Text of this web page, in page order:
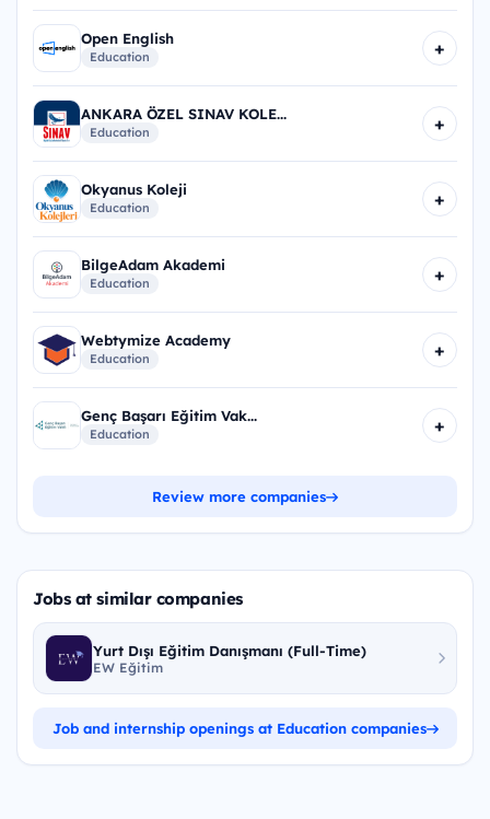
Open English
Education +
ANKARA ÖZEL SINAV KOLE...
Education +
Okyanus Koleji
Education +
BilgeAdam Akademi
Education +
Webtymize Academy
Education +
Genç Başarı Eğitim Vak...
Education +
Review more companies
Jobs at similar companies
Yurt Dışı Eğitim Danışmanı (Full-Time)
EW Eğitim
Job and internship openings at Education companies